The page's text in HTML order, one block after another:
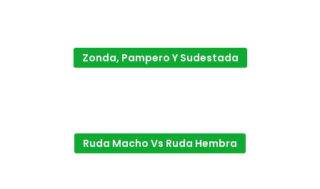
Zonda, Pampero Y Sudestada
Ruda Macho Vs Ruda Hembra